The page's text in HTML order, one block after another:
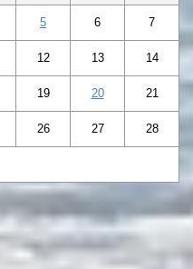
5 6 7
12 13 14
19 20 21
26 27 28